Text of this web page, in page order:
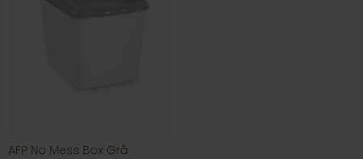
AFP No Mess Box Grå